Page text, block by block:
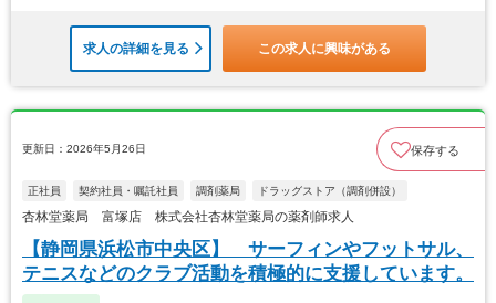
求人の詳細を見る この求人に興味がある
更新日：2026年5月26日 保存する
正社員 契約社員・嘱託社員 調剤薬局 ドラッグストア（調剤併設）
杏林堂薬局 富塚店 株式会社杏林堂薬局の薬剤師求人
【静岡県浜松市中央区】 サーフィンやフットサル、
テニスなどのクラブ活動を積極的に支援しています。